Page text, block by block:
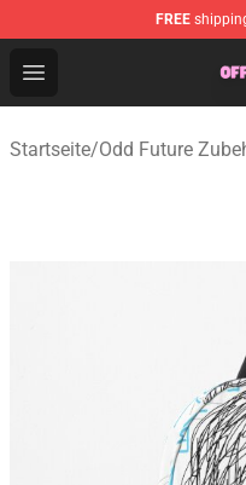
FREE
Open menu
Odd Future Store -
Startseite/Odd Future